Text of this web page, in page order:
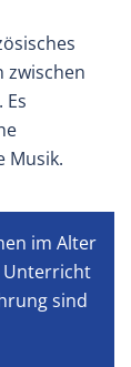
zwischen
Es
Musik.
im Alter
Unterricht
sind